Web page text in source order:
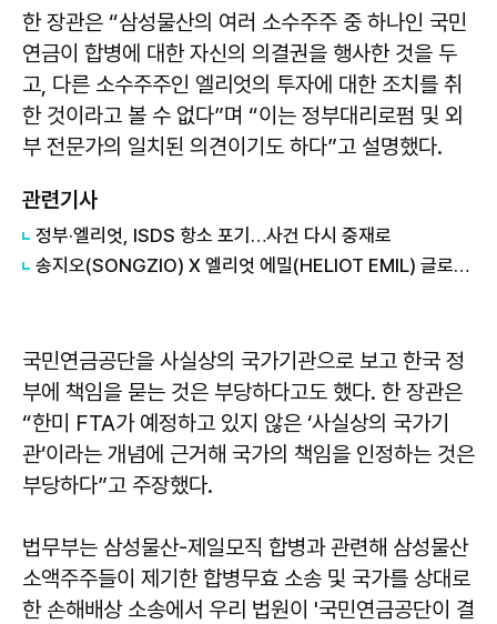
한 장관은 “삼성물산의 여러 소수주주 중 하나인 국민
연금이 합병에 대한 자신의 의결권을 행사한 것을 두
고, 다른 소수주주인 엘리엇의 투자에 대한 조치를 취
한 것이라고 볼 수 없다”며 “이는 정부대리로펌 및 외
부 전문가의 일치된 의견이기도 하다”고 설명했다.
관련기사
정부·엘리엇, ISDS 항소 포기…사건 다시 중재로
송지오(SONGZIO) X 엘리엇 에밀(HELIOT EMIL) 글로벌 협업 컬렉션 공개
국민연금공단을 사실상의 국가기관으로 보고 한국 정
부에 책임을 묻는 것은 부당하다고도 했다. 한 장관은
“한미 FTA가 예정하고 있지 않은 ‘사실상의 국가기
관’이라는 개념에 근거해 국가의 책임을 인정하는 것은
부당하다”고 주장했다.
법무부는 삼성물산-제일모직 합병과 관련해 삼성물산
소액주주들이 제기한 합병무효 소송 및 국가를 상대로
한 손해배상 소송에서 우리 법원이 '국민연금공단이 결